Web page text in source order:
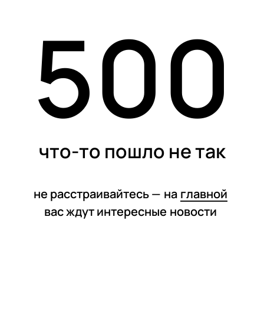
статьи
500
что-то пошло не так
не расстраивайтесь — на главной
вас ждут интересные новости